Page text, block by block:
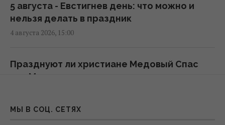
первыми накроет непогода и
долгожданное похолодание
13:19 четверг, 06 августа 2026
После аномальной жары в Украину
09:31 четверг, 06 августа 2026
5 августа - Евстигнев день: что можно и
нельзя делать в праздник
4 августа 2026, 15:00
Празднуют ли христиане Медовый Спас
или Маковея: священник удивил
МЫ В СОЦ. СЕТЯХ